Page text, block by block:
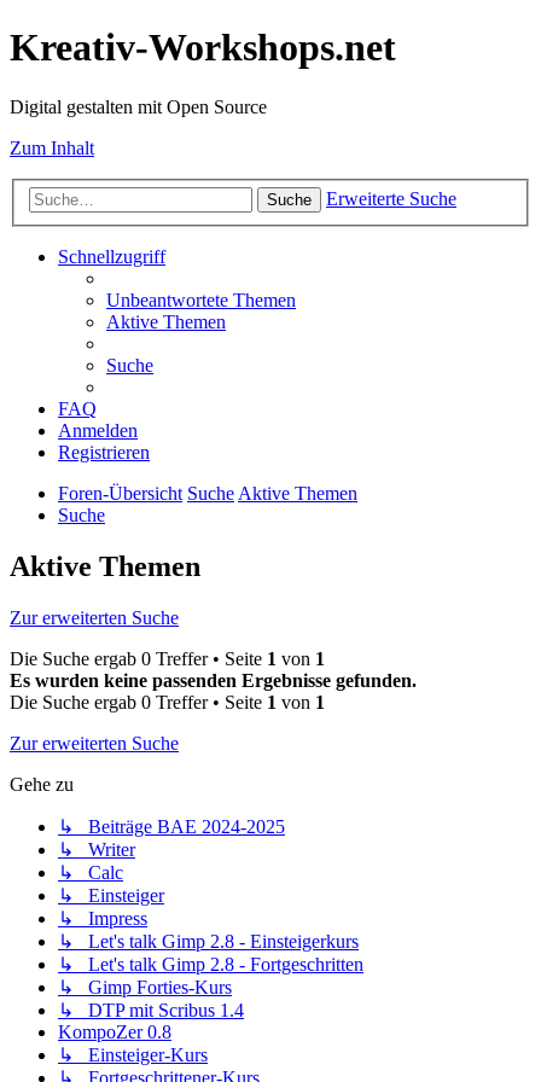
Kreativ-Workshops.net
Digital gestalten mit Open Source
Zum Inhalt
Suche Erweiterte Suche
Schnellzugriff
Unbeantwortete Themen
Aktive Themen
Suche
FAQ
Anmelden
Registrieren
Foren-Übersicht SucheAktive Themen
Suche
Aktive Themen
Zur erweiterten Suche
Die Suche ergab 0 Treffer • Seite 1 von 1
Es wurden keine passenden Ergebnisse gefunden.
Die Suche ergab 0 Treffer • Seite 1 von 1
Zur erweiterten Suche
Gehe zu
↳ Beiträge BAE 2024-2025
↳ Writer
↳ Calc
↳ Einsteiger
↳ Impress
↳ Let's talk Gimp 2.8 - Einsteigerkurs
↳ Let's talk Gimp 2.8 - Fortgeschritten
↳ Gimp Forties-Kurs
↳ DTP mit Scribus 1.4
KompoZer 0.8
↳ Einsteiger-Kurs